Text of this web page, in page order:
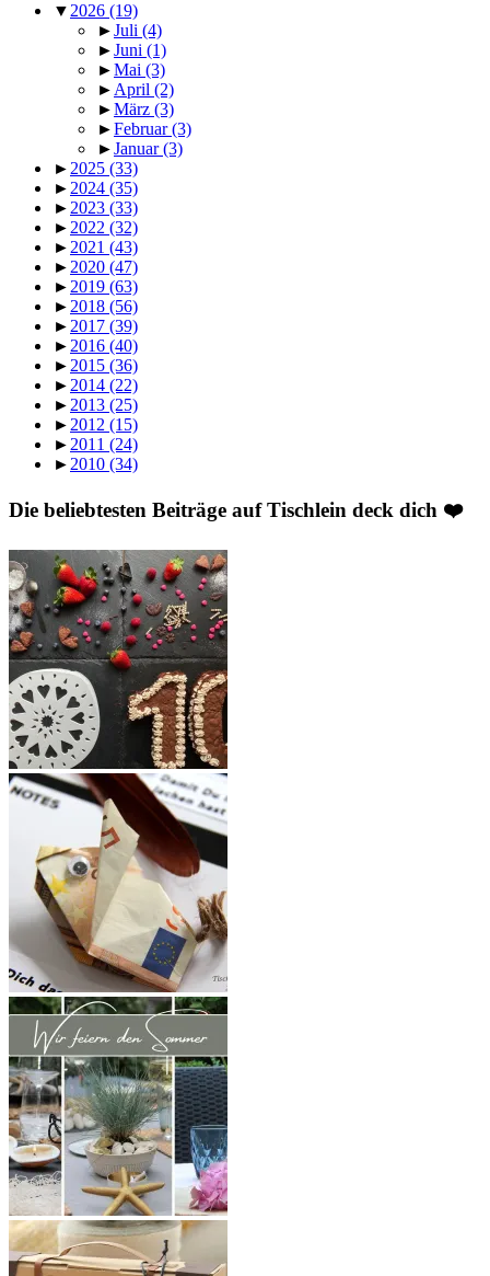
▼ 2026 (19)
►Juli (4)
►Juni (1)
►Mai (3)
► April (2)
►März (3)
►Februar(3)
►Januar(3)
► 2025 (33)
► 2024 (35)
► 2023 (33)
► 2022 (32)
► 2021 (43)
► 2020 (47)
► 2019 (63)
► 2018 (56)
► 2017 (39)
► 2016 (40)
► 2015 (36)
► 2014 (22)
► 2013 (25)
► 2012 (15)
► 2011 (24)
► 2010 (34)
Die beliebtesten Beiträge auf Tischlein deck dich ❤️